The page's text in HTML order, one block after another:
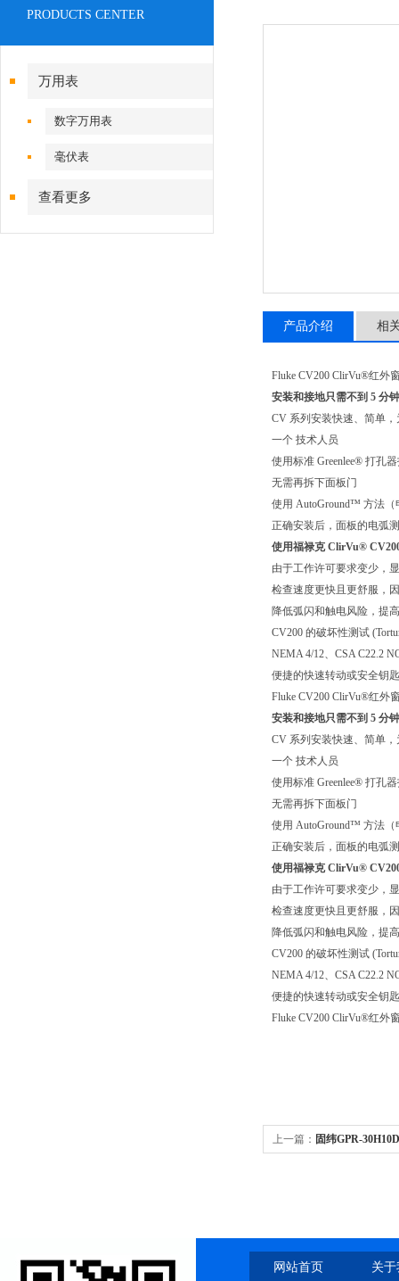
PRODUCTS CENTER
万用表
数字万用表
毫伏表
查看更多
产品介绍 相
Fluke CV200 ClirVu®红外
安装和接地只需不到 5 分钟
CV 系列安装快速、简单，
一个 技术人员
使用标准 Greenlee® 打孔
无需再拆下面板门
使用 AutoGround™ 方法
正确安装后，面板的电弧
使用福禄克 ClirVu®
由于工作许可要求变少，
检查速度更快且更舒服，
降低弧闪和触电风险，提
CV200 的破坏性测试
NEMA 4/12、CSA C22.2
便捷的快速转动或安全钥
Fluke CV200 ClirVu®红外
安装和接地只需不到 5 分钟
CV 系列安装快速、简单，
一个 技术人员
使用标准 Greenlee® 打孔
无需再拆下面板门
使用 AutoGround™ 方法
正确安装后，面板的电弧
使用福禄克 ClirVu®
由于工作许可要求变少，
检查速度更快且更舒服，
降低弧闪和触电风险，提
CV200 的破坏性测试
NEMA 4/12、CSA C22.2
便捷的快速转动或安全钥
Fluke CV200 ClirVu®红外
上一篇： 固纬GPR-
网站首页 关